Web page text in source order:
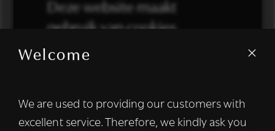
Welcome
We are used to providing our customers with
excellent service. Therefore, we kindly ask you
Deze website maakt
gebruik van cookies.
We gebruiken cookies om inhoud en
informatie over uw gebruik van onze site
met onze advertentie- en analysepartners,